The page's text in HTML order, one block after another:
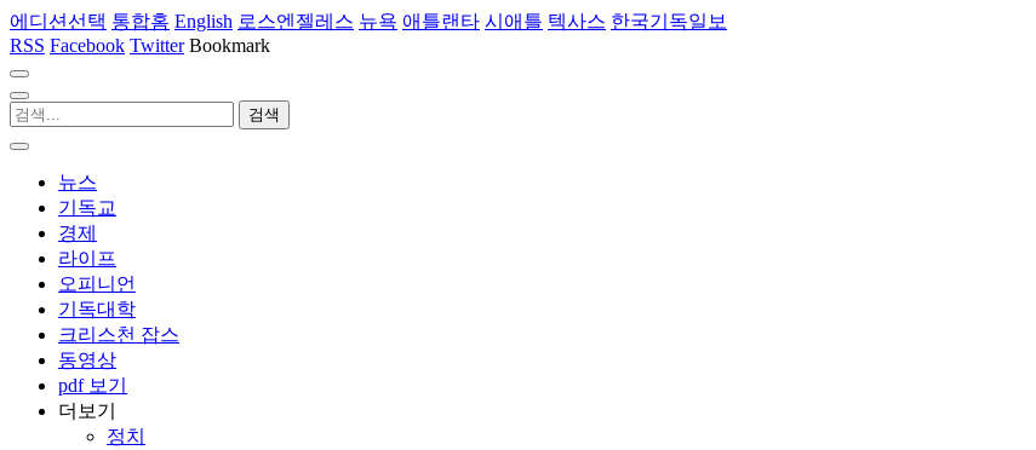
에디션선택 통합홈 English 로스엔젤레스 뉴욕 애틀랜타 시애틀 텍사스 한국기독일보
RSS Facebook Twitter Bookmark
뉴스
기독교
경제
라이프
오피니언
기독대학
크리스천 잡스
동영상
pdf 보기
더보기
정치